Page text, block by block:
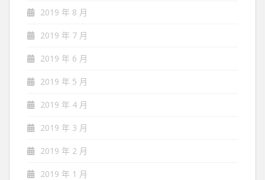
2019 年 8 月
2019 年 7 月
2019 年 6 月
2019 年 5 月
2019 年 4 月
2019 年 3 月
2019 年 2 月
2019 年 1 月